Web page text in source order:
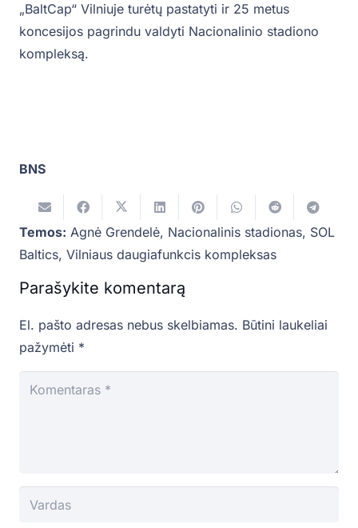
„BaltCap“ Vilniuje turėtų pastatyti ir 25 metus
koncesijos pagrindu valdyti Nacionalinio stadiono
kompleksą.
BNS
Temos: Agnė Grendelė, Nacionalinis stadionas, SOL
Baltics, Vilniaus daugiafunkcis kompleksas
Parašykite komentarą
El. pašto adresas nebus skelbiamas. Būtini laukeliai
pažymėti *